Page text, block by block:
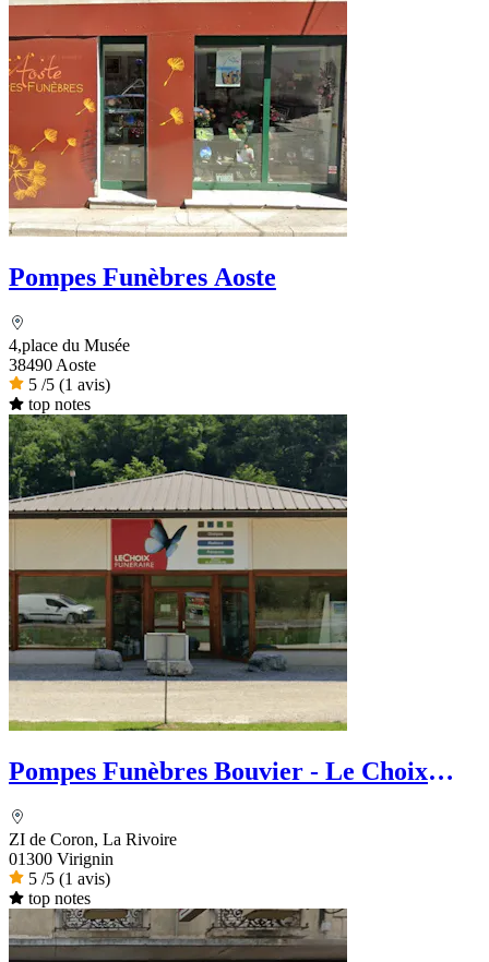
Pompes Funèbres Aoste
4,place du Musée
38490 Aoste
5 /5 (1 avis)
top notes
Pompes Funèbres Bouvier - Le Choix
ZI de Coron, La Rivoire
01300 Virignin
5 /5 (1 avis)
top notes